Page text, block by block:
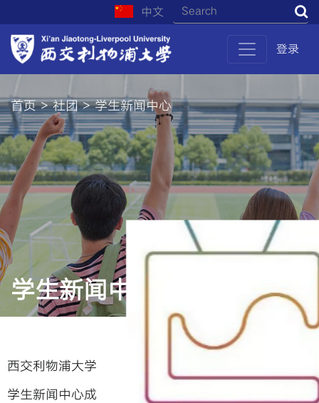
中文
登录
首页 > 社团 > 学生新闻中心
学生新闻中心 功能性组织
西交利物浦大学
学生新闻中心成